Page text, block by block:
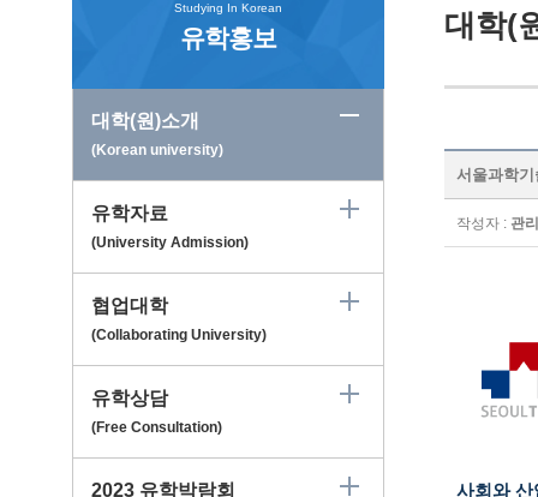
Studying In Korean
유학홍보
대학(원)소개
(Korean university)
유학자료
(University Admission)
협업대학
(Collaborating University)
유학상담
(Free Consultation)
2023 유학박람회
대학(
서울과학
작성자 : 관
사회와 산